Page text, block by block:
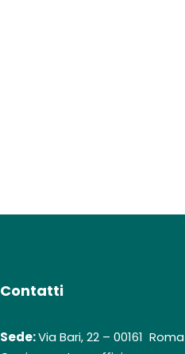
Contatti
Sede:Via Bari, 22 – 00161 Roma